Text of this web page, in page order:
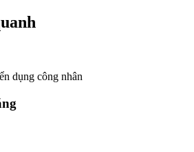
dụng công nhân